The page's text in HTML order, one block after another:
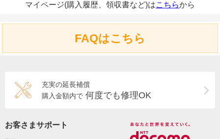
マイページ(購入履歴、領収書など)はこちらから
FAQはこちら
充実の延長補償
購入金額内で 何度でも修理OK
お客さまサポート